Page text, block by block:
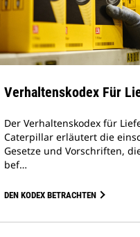
Verhaltenskodex Für
Der Verhaltenskodex für
Caterpillar erläutert die
Gesetze und Vorschriften,
bef…
DEN KODEX BETRACHTEN